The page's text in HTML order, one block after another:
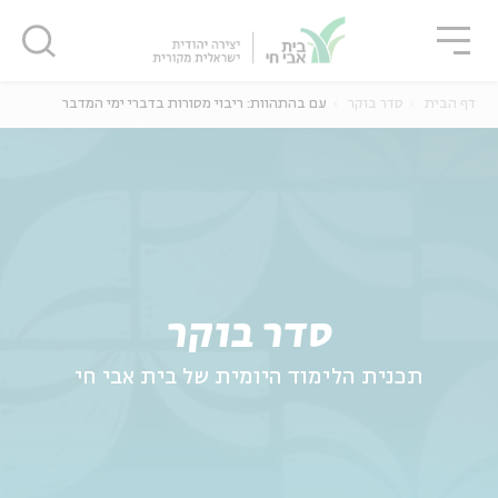
סדר בוקר
תכנית הלימוד היומית של בית אבי חי
דף הבית סדר בוקר עם בהתהוות: ריבוי מסורות בדברי ימי המדבר
סגור